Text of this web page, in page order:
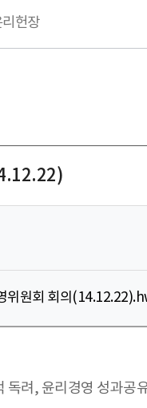
리헌장
위원회 회의
독려, 윤리경영 성과공